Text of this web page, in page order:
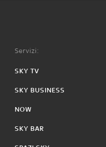
Servizi:
SKY TV
SKY BUSINESS
NOW
SKY BAR